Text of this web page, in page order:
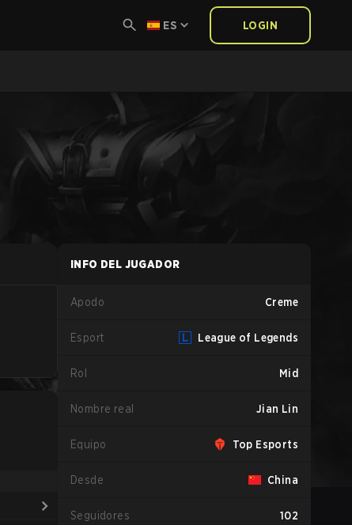
ES LOGIN
INFO DEL JUGADOR
Apodo Creme
Esport League of Legends
Rol Mid
Nombre real Jian Lin
Equipo Top Esports
Desde China
Seguidores 102